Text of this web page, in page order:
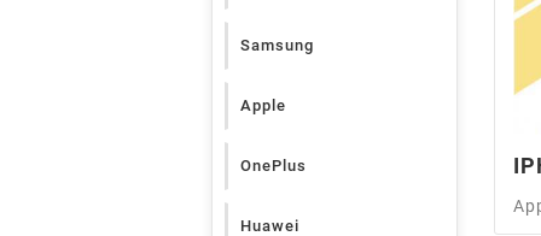
Samsung
Apple
OnePlus
Huawei